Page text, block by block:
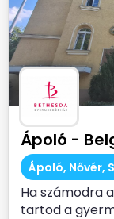
Ápoló -
Ápoló, Nővér,
Ha számodra
tartod a